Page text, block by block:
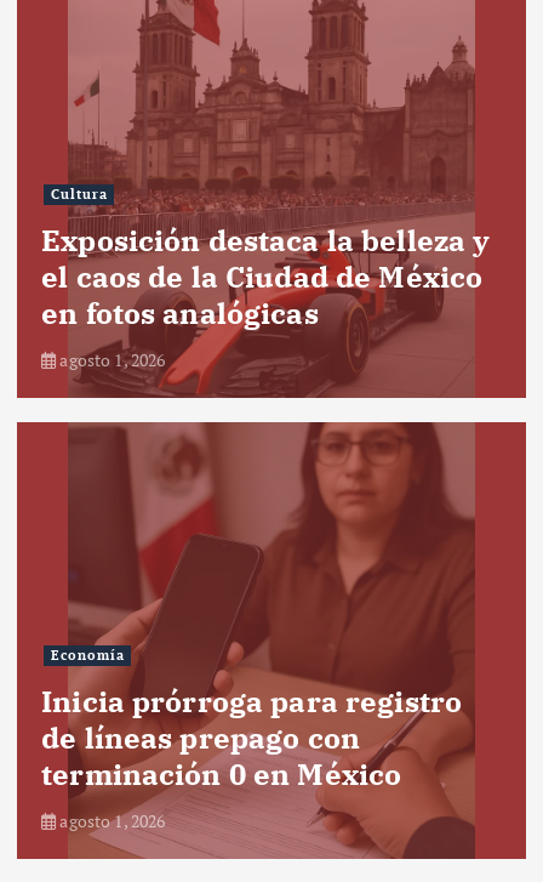
Cultura
Exposición destaca la belleza y
el caos de la Ciudad de México
en fotos analógicas
agosto 1, 2026
Economía
Inicia prórroga para registro
de líneas prepago con
terminación 0 en México
agosto 1, 2026